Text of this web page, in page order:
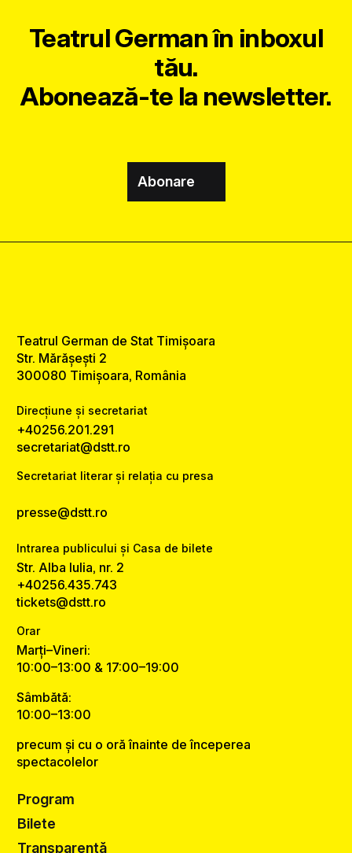
Teatrul German în inboxul
tău.
Abonează-te la newsletter.
Abonare
Teatrul German de Stat Timișoara
Str. Mărășești 2
300080 Timișoara, România
Direcțiune și secretariat
+40256.201.291
secretariat@dstt.ro
Secretariat literar și relația cu presa
presse@dstt.ro
Intrarea publicului și Casa de bilete
Str. Alba Iulia, nr. 2
+40256.435.743
tickets@dstt.ro
Orar
Marți–Vineri:
10:00–13:00 & 17:00–19:00
Sâmbătă:
10:00–13:00
precum și cu o oră înainte de începerea
spectacolelor
Program
Bilete
Transparență